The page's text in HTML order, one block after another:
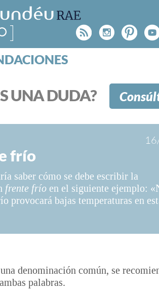
Rss
CATEGORÍAS
BLOG
FUNDÉURAE
una fundación patrocinada por la
Española, cuyo objetivo es
español en los medios de
UNA DUDA?
frío
saber cómo se debe escribir la
frente frío en el siguiente ejemplo:
provocará bajas temperaturas en
denominación común, se
palabras.